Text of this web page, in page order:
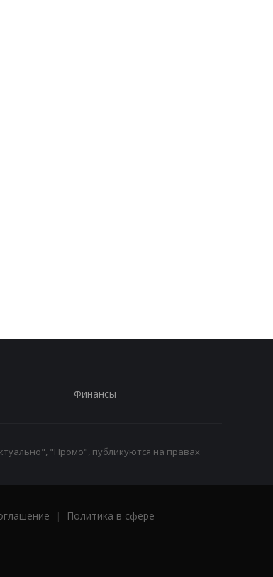
Финансы
"Промо", публикуются на правах
|
Политика в сфере